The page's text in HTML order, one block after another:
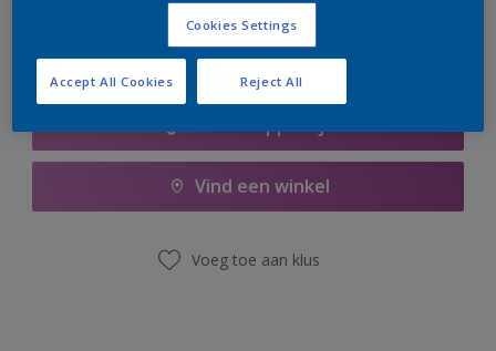
Vind een winkel
Voeg toe aan klus
Cookies Settings
Reject All
Accept All Cookies